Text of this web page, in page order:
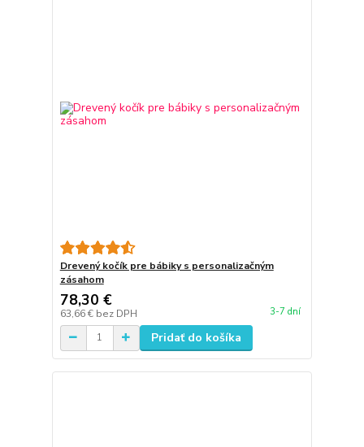
Drevený kočík pre bábiky s personalizačným
zásahom
78,30 €
63,66 € bez DPH 3-7 dní
Pridať do košíka